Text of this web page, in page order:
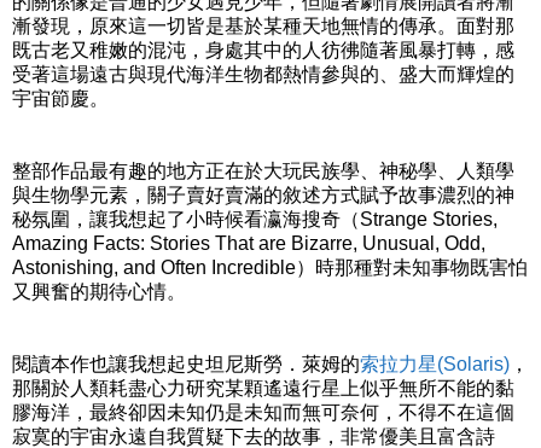
漸發現，原來這一切皆是基於某種天地無情的傳承。面對那
既古老又稚嫩的混沌，身處其中的人彷彿隨著風暴打轉，感
受著這場遠古與現代海洋生物都熱情參與的、盛大而輝煌的
宇宙節慶。
整部作品最有趣的地方正在於大玩民族學、神秘學、人類學
與生物學元素，關子賣好賣滿的敘述方式賦予故事濃烈的神
秘氛圍，讓我想起了小時候看瀛海搜奇（Strange Stories,
Amazing Facts: Stories That are Bizarre, Unusual, Odd,
Astonishing, and Often Incredible）時那種對未知事物既害怕
又興奮的期待心情。
閱讀本作也讓我想起史坦尼斯勞．萊姆的索拉力星(Solaris) ，
那關於人類耗盡心力研究某顆遙遠行星上似乎無所不能的黏
膠海洋，最終卻因未知仍是未知而無可奈何，不得不在這個
寂寞的宇宙永遠自我質疑下去的故事，非常優美且富含詩